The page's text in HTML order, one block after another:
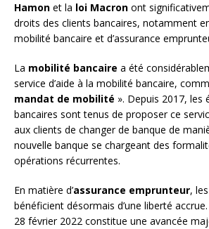
Hamon et la loi Macron ont
droits des clients bancaires, notamment
mobilité bancaire et d’assurance
La mobilité bancaire a été
service d’aide à la mobilité bancaire,
mandat de mobilité ». Depuis 2017, les
bancaires sont tenus de proposer ce
aux clients de changer de banque de
nouvelle banque se chargeant des
opérations récurrentes.
En matière d’assurance emprunteur,
bénéficient désormais d’une liberté
28 février 2022 constitue une avancée